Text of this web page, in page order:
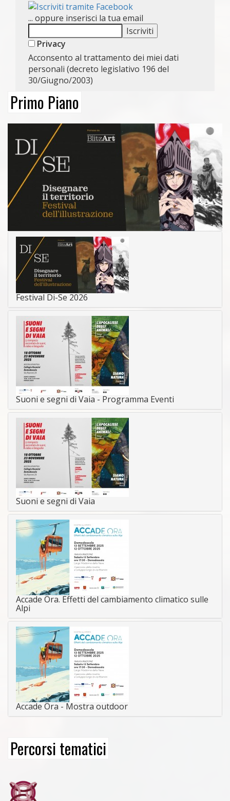
... oppure inserisci la tua email
Privacy
Acconsento al trattamento dei miei dati
personali (decreto legislativo 196 del
30/Giugno/2003)
Primo Piano
Festival Di-Se 2026
Suoni e segni di Vaia - Programma Eventi
Suoni e segni di Vaia
Accade Ora. Effetti del cambiamento climatico sulle
Alpi
Accade Ora - Mostra outdoor
Percorsi tematici